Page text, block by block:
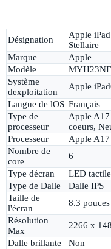
Désignation
Apple
Stellaire
Marque
Apple
Modèle
Système
dexploitation
Apple
Langue de lOS Français
Type de
processeur
Apple A17
coeurs,
Processeur
Apple A17
Nombre de
core
6
Type décran
LED tactile
Type de Dalle
Dalle IPS
Taille de
l'écran
8.3 pouces
Résolution
Max
2266 x
Dalle brillante
Non